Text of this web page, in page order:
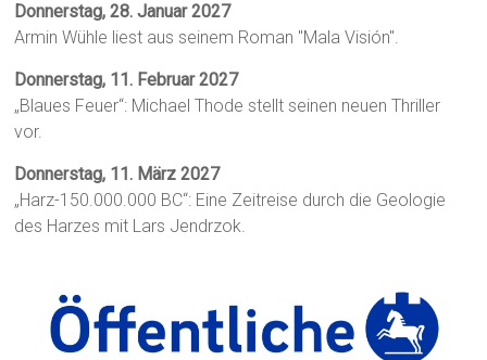
Donnerstag, 28. Januar 2027
Armin Wühle liest aus seinem Roman "Mala Visión".
Donnerstag, 11. Februar 2027
„Blaues Feuer“: Michael Thode stellt seinen neuen Thriller
vor.
Donnerstag, 11. März 2027
„Harz-150.000.000 BC“: Eine Zeitreise durch die Geologie
des Harzes mit Lars Jendrzok.